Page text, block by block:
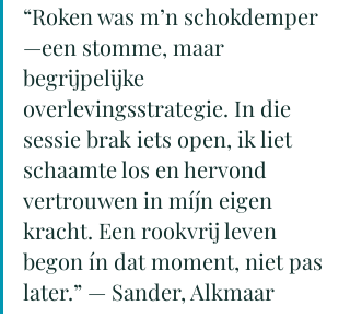
“Roken was m’n schokdemper
—een stomme, maar
begrijpelijke
overlevingsstrategie. In die
sessie brak iets open, ik liet
schaamte los en hervond
vertrouwen in míjn eigen
kracht. Een rookvrij leven
begon ín dat moment, niet pas
later.” — Sander, Alkmaar